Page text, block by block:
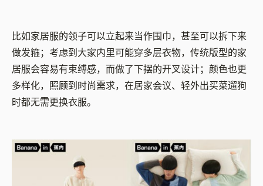
比如家居服的领子可以立起来当作围巾，甚至可以拆下来
做发箍；考虑到大家内里可能穿多层衣物，传统版型的家
居服会容易有束缚感，而做了下摆的开叉设计；颜色也更
多样化，照顾到时尚需求，在居家会议、轻外出买菜遛狗
时都无需更换衣服。